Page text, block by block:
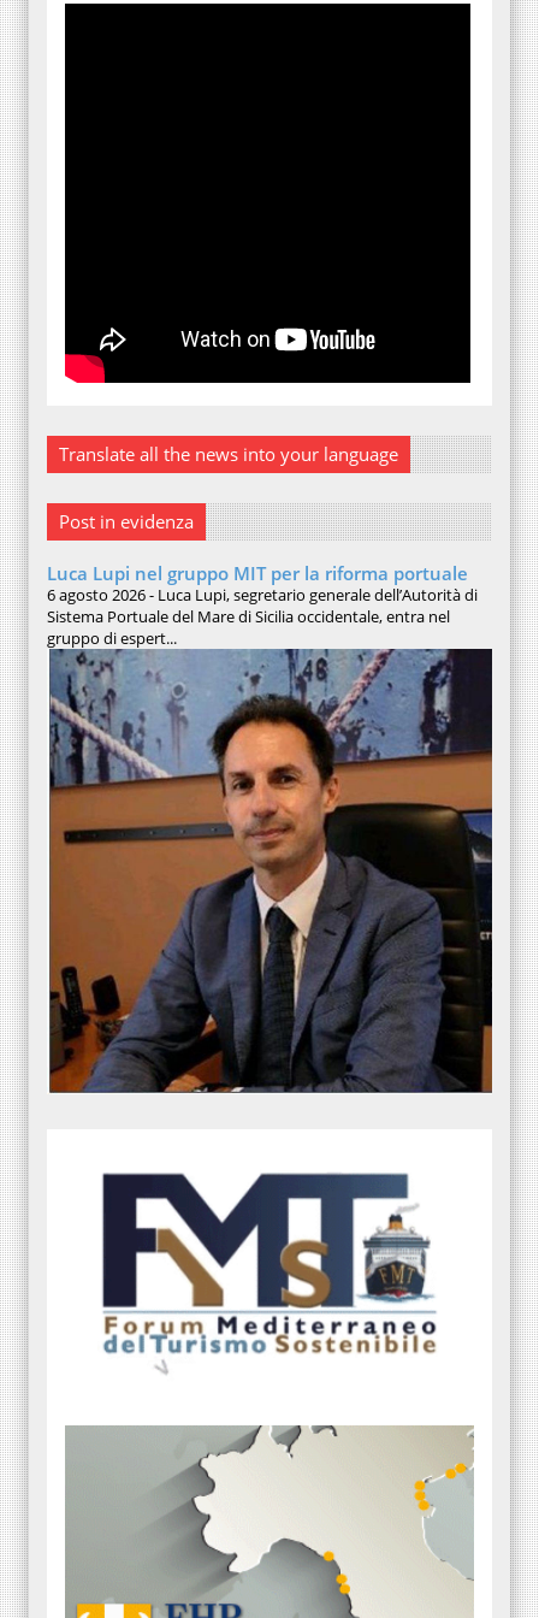
Translate all the news into your language
Post in evidenza
Luca Lupi nel gruppo MIT per la riforma portuale
6 agosto 2026 - Luca Lupi, segretario generale dell’Autorità di
Sistema Portuale del Mare di Sicilia occidentale, entra nel
gruppo di espert...